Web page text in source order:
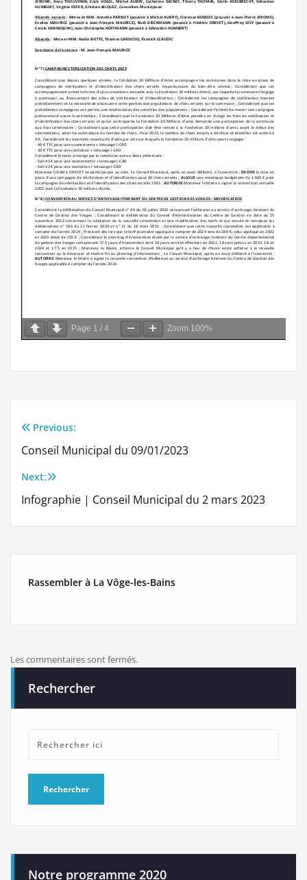
Page 1 / 4 Zoom 100%
Navigation
de
l’article
Previous:
Conseil Municipal du 09/01/2023
Next:
Infographie | Conseil Municipal du 2 mars 2023
Rassembler à La Vôge-les-Bains
Les commentaires sont fermés.
Rechercher
Notre programme 2020